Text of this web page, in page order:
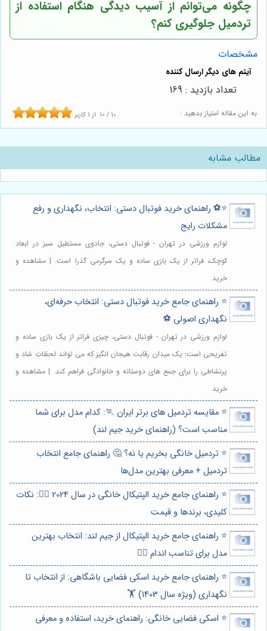
چگونه می‌توانم از آسیب دیدگی هنگام استفاده از
تردمیل جلوگیری کنم؟
مشخصات
به این مقاله امتیاز بدهید : 10 / 10 از 1 کاربر
تعداد بازدید : 169
مطالب مشابه
⭐️⚽️ راهنمای خرید فوتبال دستی: انتخاب، نگهداری و رفع
مشکلات رایج
لوازم ورزشی در تهران - فوتبال دستی، جادوی مستطیل سبز در ابعاد
کوچک، فراتر از یک بازی ساده و یک سرگرمی گذرا است. | مشاهده و
خرید
⭐️ راهنمای جامع خرید فوتبال دستی: انتخاب حرفه‌ای،
نگهداری اصولی ⚽️
لوازم ورزشی در تهران - فوتبال دستی، چیزی فراتر از یک بازی ساده و
تفریحی است؛ یک میدان رقابت هیجان انگیز که می تواند لحظات شاد و
پرنشاطی را برای جمع های دوستانه و خانوادگی فراهم کند. | مشاهده و
خرید
⭐️ مقایسه تردمیل های برتر ایران 🏃: کدام مدل برای شما
مناسب است؟ (راهنمای خرید جیم لند)
⭐️ تردمیل خانگی بخریم یا نه؟ 🤔 راهنمای جامع انتخاب
تردمیل + معرفی بهترین مدل‌ها
⭐️ راهنمای جامع خرید الپتیکال خانگی در سال 2024 🏃‍♀️: نکات
کلیدی، برندها و قیمت
⭐️ راهنمای جامع خرید الپتیکال از جیم لند: انتخاب بهترین
مدل برای تناسب اندام 🏃‍♀️
⭐️ راهنمای جامع خرید اسکی فضایی باشگاهی: از انتخاب تا
نگهداری (ویژه سال 1403) 🏋️
⭐️ اسکی فضایی خانگی: راهنمای خرید، استفاده و معرفی